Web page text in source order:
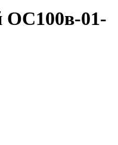
ОС100в-01-